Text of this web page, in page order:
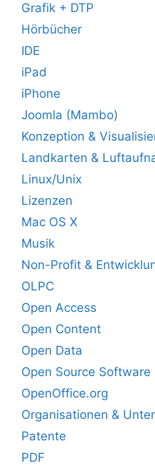
Grafik + DTP
Hörbücher
IDE
iPad
iPhone
Joomla (Mambo)
Konzeption &
Landkarten &
Linux/Unix
Lizenzen
Mac OS X
Musik
Non-Profit &
OLPC
Open Access
Open Content
Open Data
Open Source Software
OpenOffice.org
Organisationen &
Patente
PDF